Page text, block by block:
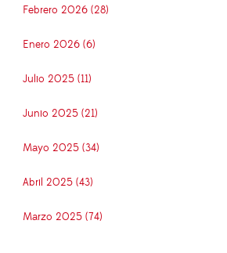
Febrero 2026 (28)
Enero 2026 (6)
Julio 2025 (11)
Junio 2025 (21)
Mayo 2025 (34)
Abril 2025 (43)
Marzo 2025 (74)